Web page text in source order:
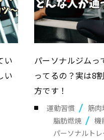
い
い
パーソナルジムっ
ってるの？実は8
方です！
運動習慣
筋肉
脂肪燃焼
機
パーソナルト